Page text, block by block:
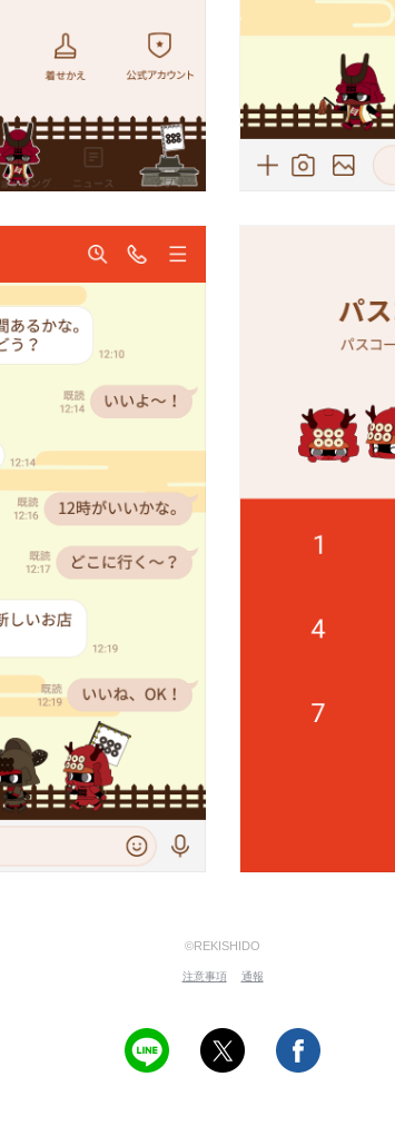
©REKISHIDO
注意事項 通報